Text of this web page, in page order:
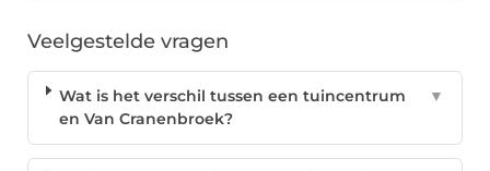
Veelgestelde vragen
Wat is het verschil tussen een tuincentrum
en Van Cranenbroek?
▼